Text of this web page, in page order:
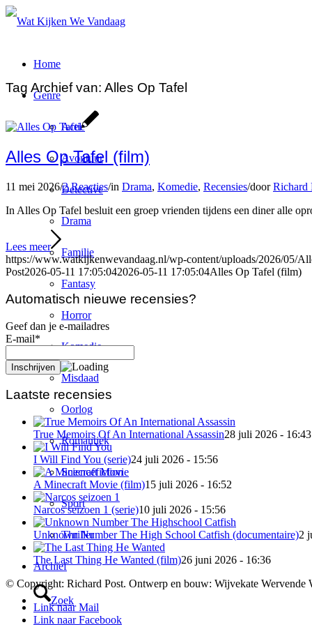
Home
Genre
Actie
Avontuur
Detective
Drama
Familie
Fantasy
Horror
Komedie
Misdaad
Oorlog
Romantiek
Sciencefiction
Sport
Thriller
Archief
Zoek
Tag Archief van: Alles Op Tafel
Alles Op Tafel (film)
11 mei 2026/2 Reacties/in Drama, Komedie, Recensies/doorRichard
In Alles Op Tafel besluit een groep vrienden tijdens een diner alle
Lees meer
https://www.watkijkenwevandaag.nl/wp-content/uploads/2026/05/
Post2026-05-11 17:05:042026-05-11 17:05:04Alles Op Tafel (film)
Automatisch nieuwe recensies?
Geef dan je e-mailadres
E-mail*
Laatste recensies
True Memoirs Of An International Assassin28 juli 2026 - 16:43
I Will Find You (serie)24 juli 2026 - 15:56
A Minecraft Movie (film)15 juli 2026 - 16:52
Narcos seizoen 1 (serie)10 juli 2026 - 15:56
Unknown Number The High School Catfish (documentaire)2
The Last Thing He Wanted (film)26 juni 2026 - 16:36
© Copyright: Richard Post. Ontwerp en bouw: Wijvekate Wervende
Link naar Mail
Link naar Facebook